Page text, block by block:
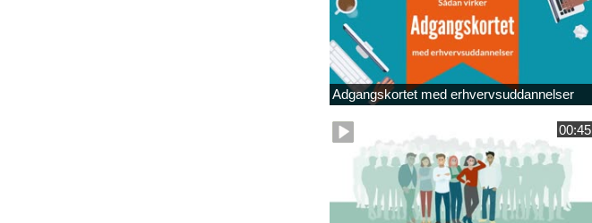
Adgangskortet med erhvervsuddannelser
00:45